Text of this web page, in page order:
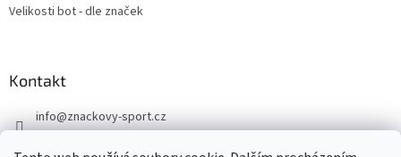
Velikosti bot - dle značek
Kontakt
info@znackovy-sport.cz